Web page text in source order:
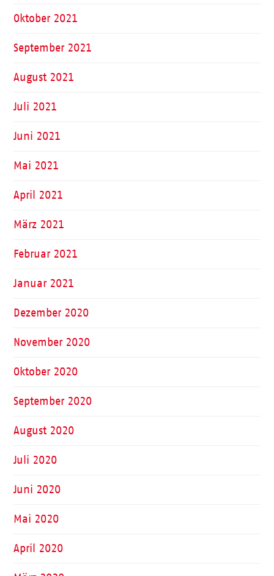
Oktober 2021
September 2021
August 2021
Juli 2021
Juni 2021
Mai 2021
April 2021
März 2021
Februar 2021
Januar 2021
Dezember 2020
November 2020
Oktober 2020
September 2020
August 2020
Juli 2020
Juni 2020
Mai 2020
April 2020